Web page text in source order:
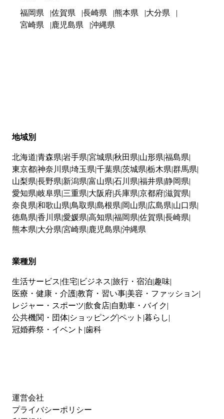
福岡県 佐賀県 長崎県 熊本県
大分県
宮崎県
鹿児島県 沖縄県
地域別
北海道 青森県 岩手県 宮城県 秋田県 山形県 福島県
東京都神奈川県 埼玉県 千葉県 茨城県 栃木県 群馬県
山梨県 長野県 新潟県 富山県 石川県 福井県 静岡県
愛知県 岐阜県 三重県 大阪府兵庫県 京都府滋賀県
奈良県 和歌山県 鳥取県 島根県 岡山県 広島県 山口県
徳島県 香川県 愛媛県 高知県 福岡県 佐賀県 長崎県
熊本県 大分県 宮崎県 鹿児島県 沖縄県
業種別
生活サービス 住宅 ビジネス 旅行・宿泊 趣味
医療・健康・介護教育・習い事 美容・ファッション
レジャー・スポーツ 飲食店 自動車・バイク
公共機関・団体 ショッピングペット 暮らし
冠婚葬祭・イベント 歯科
運営会社
プライバシーポリシー